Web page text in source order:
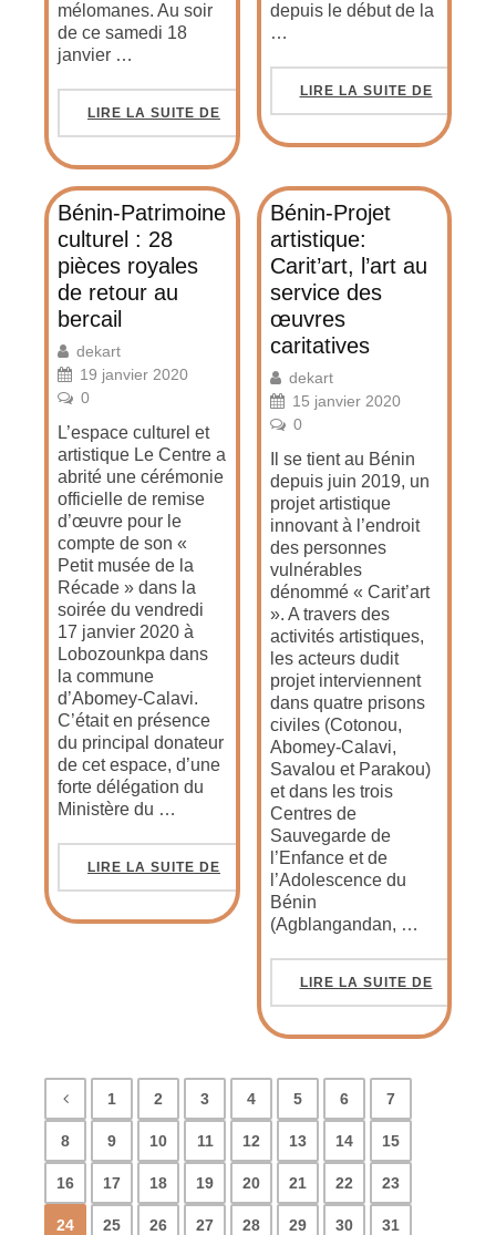
mélomanes. Au soir
de ce samedi 18
janvier …
LIRE LA SUITE DE
depuis le début de la
…
LIRE LA SUITE DE
Bénin-Patrimoine
culturel : 28
pièces royales
de retour au
bercail
dekart
19 janvier 2020
0
L’espace culturel et
artistique Le Centre a
abrité une cérémonie
officielle de remise
d’œuvre pour le
compte de son «
Petit musée de la
Récade » dans la
soirée du vendredi
17 janvier 2020 à
Lobozounkpa dans
la commune
d’Abomey-Calavi.
C’était en présence
du principal donateur
de cet espace, d’une
forte délégation du
Ministère du …
LIRE LA SUITE DE
Bénin-Projet
artistique:
Carit’art, l’art au
service des
œuvres
caritatives
dekart
15 janvier 2020
0
Il se tient au Bénin
depuis juin 2019, un
projet artistique
innovant à l’endroit
des personnes
vulnérables
dénommé « Carit’art
». A travers des
activités artistiques,
les acteurs dudit
projet interviennent
dans quatre prisons
civiles (Cotonou,
Abomey-Calavi,
Savalou et Parakou)
et dans les trois
Centres de
Sauvegarde de
l’Enfance et de
l’Adolescence du
Bénin
(Agblangandan, …
LIRE LA SUITE DE
1 2 3 4 5 6 7
8 9 10 11 12 13 14 15
16 17 18 19 20 21 22 23
24 25 26 27 28 29 30 31